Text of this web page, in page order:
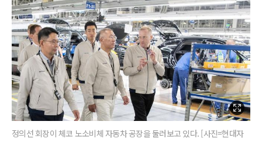
정의선 회장이 체코 노소비체 자동차 공장을 둘러보고 있다. [사진=현대자